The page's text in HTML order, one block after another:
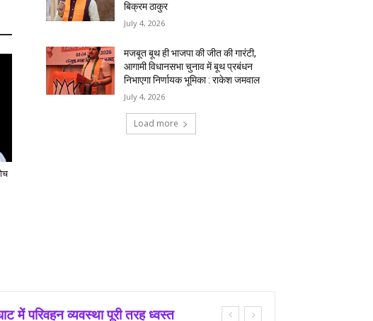
बिक्रम ठाकुर
July 4, 2026
मजबूत बूथ ही भाजपा की जीत की गारंटी,
आगामी विधानसभा चुनाव में बूथ प्रबंधन
निभाएगा निर्णायक भूमिका : राकेश जमवाल
July 4, 2026
Load more